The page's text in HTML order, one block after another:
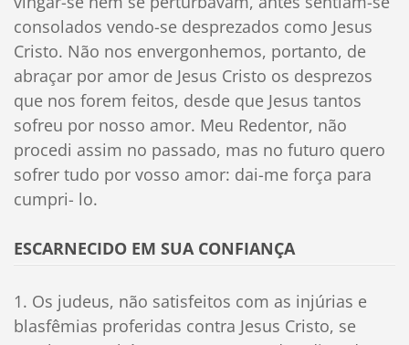
consolados vendo-se desprezados como Jesus
Cristo. Não nos envergonhemos, portanto, de
abraçar por amor de Jesus Cristo os desprezos
que nos forem feitos, desde que Jesus tantos
sofreu por nosso amor. Meu Redentor, não
procedi assim no passado, mas no futuro quero
sofrer tudo por vosso amor: dai-me força para
cumpri- lo.
ESCARNECIDO EM SUA CONFIANÇA
1. Os judeus, não satisfeitos com as injúrias e
blasfêmias proferidas contra Jesus Cristo, se